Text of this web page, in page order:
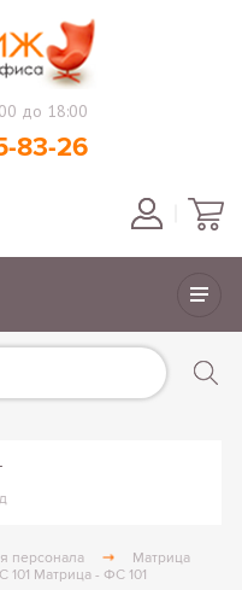
до 18:00
83-26
персонала
Матрица
Матрица - ФС 101